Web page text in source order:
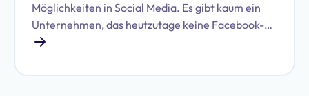
Möglichkeiten in Social Media. Es gibt kaum ein
Unternehmen, das heutzutage keine Facebook-
Seite führen würde. Schließlich ist das soziale
Möglichkeit, um mit Kunden und Interessenten in